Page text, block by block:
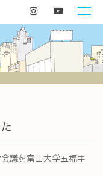
議を富山大学五福キ